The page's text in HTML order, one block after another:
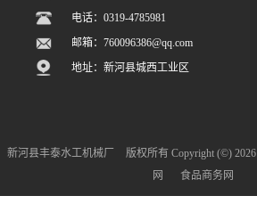
电话：0319-4785981
邮箱：760096386@qq.com
地址：新河县城西工业区
新河县丰泰水工机械厂 版权所有 Copyright (©) 2026
网
食品商务网